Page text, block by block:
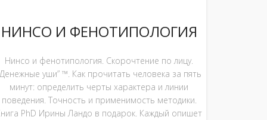
НИНСО И ФЕНОТИПОЛОГИЯ
Нинсо и фенотипология. Скорочтение по лицу.
уши” ™. Как прочитать человека за пять
минут: определить черты характера и линии
поведения. Точность и применимость методики.
PhD Ирины Ландо в подарок. Каждый опишет